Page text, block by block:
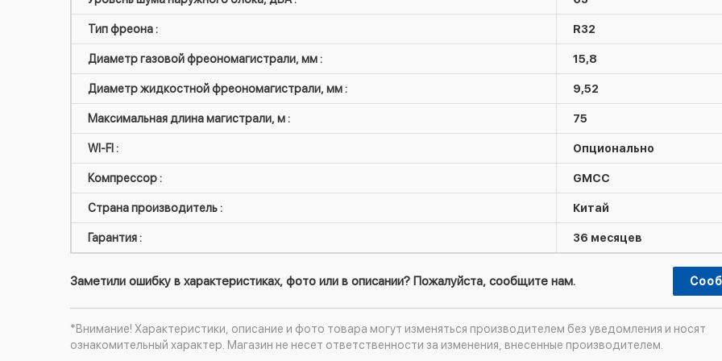
Тип фреона : R32
Диаметр газовой фреономагистрали, мм : 15,8
Диаметр жидкостной фреономагистрали, мм : 9,52
Максимальная длина магистрали, м : 75
WI-FI : Опционально
Компрессор : GMCC
Страна производитель : Китай
Гарантия : 36 месяцев
Заметили ошибку в характеристиках, фото или в описании? Пожалуйста, сообщите нам.
*Внимание! Характеристики, описание и фото товара могут изменяться производителем без уведомления и носят
ознакомительный характер. Магазин не несет ответственности за изменения, внесенные производителем.